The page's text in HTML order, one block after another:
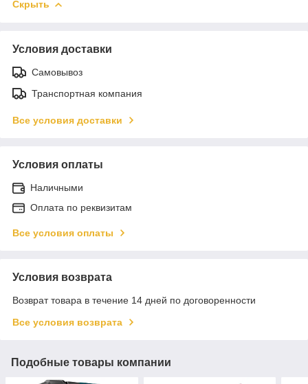
Скрыть
Условия доставки
Самовывоз
Транспортная компания
Все условия доставки
Условия оплаты
Наличными
Оплата по реквизитам
Все условия оплаты
Условия возврата
Возврат товара в течение 14 дней по договоренности
Все условия возврата
Подобные товары компании